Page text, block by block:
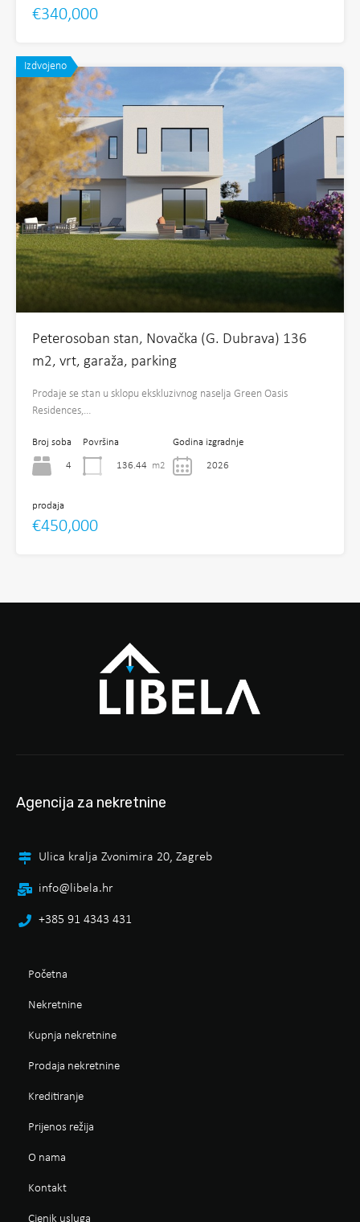
€340,000
Izdvojeno
Peterosoban stan, Novačka (G. Dubrava) 136
m2, vrt, garaža, parking
Prodaje se stan u sklopu ekskluzivnog naselja Green Oasis
Residences,…
Broj soba
4
Površina
136.44 m2
Godina izgradnje
2026
prodaja
€450,000
Agencija za nekretnine
Ulica kralja Zvonimira 20, Zagreb
info@libela.hr
+385 91 4343 431
Početna
Nekretnine
Kupnja nekretnine
Prodaja nekretnine
Kreditiranje
Prijenos režija
O nama
Kontakt
Cjenik usluga